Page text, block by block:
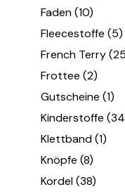
Faden (10)
Fleecestoffe (5)
French Terry
Frottee (2)
Gutscheine (1)
Kinderstoffe
Klettband (1)
Knöpfe (8)
Kordel (38)